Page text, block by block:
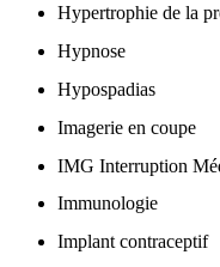
Hypertrophie de la
Hypnose
Hypospadias
Imagerie en coupe
IMG Interruption
Immunologie
Implant contraceptif